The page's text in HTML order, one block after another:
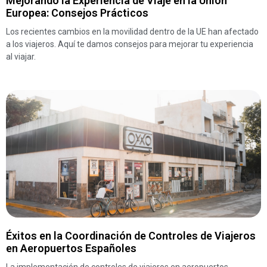
Europea: Consejos Prácticos
Los recientes cambios en la movilidad dentro de la UE han afectado
a los viajeros. Aquí te damos consejos para mejorar tu experiencia
al viajar.
Éxitos en la Coordinación de Controles de Viajeros
en Aeropuertos Españoles